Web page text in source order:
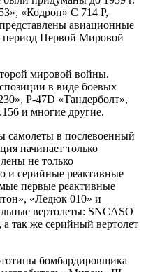
«Кодрон» С 714 Р,
авиационные
период Первой Мировой
мировой войны.
в виде боевых
Р-47D «Тандерболт»,
и многие другие.
самолеты в послевоенный
начинает только
не только
и серийные реактивные
первые реактивные
«Ледюк 010» и
вертолеты: SNCASO
так же серийный вертолет
бомбардировщика